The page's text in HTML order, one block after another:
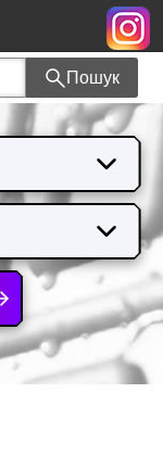
Пошук